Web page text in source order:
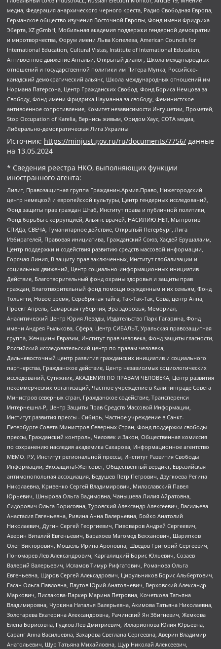
медиа, Федерация анархического черного креста, Радио Свободная Европа,
Германское общество изучения Восточной Европы, Фонд имени Фридриха
Эберта, XZ gGmbH, Мобильная академия поддержки гендерной демократии
и миротворчества, Форум имени Льва Копелева, American Councils for
International Education, Cultural Vistas, Institute of International Education,
Антивоенное движение Антальи, Открытый диалог, Школа международных
отношений и государственной политики им Питера Мунка, Российско-
канадский демократический альянс, Школа международных отношений им
Нормана Патерсона, Центр Гражданских Свобод, Фонд Бориса Немцова за
Свободу, Фонд имени Фридриха Науманна за свободу, Феминистское
антивоенное сопротивление, Комитет независимости Ингушетии, Прометей,
Stop Occupation of Karelia, Вернись живым, Фридом Хаус, СОТА медиа,
Либерально-демократическая Лига Украины
Источник: https://minjust.gov.ru/ru/documents/7756/ данные
на 13.05.2024
* Сведения реестра НКО, выполняющих функции
иностранного агента:
Лилит, Правозащитная группа Гражданин.Армия.Право, Нижегородский
центр немецкой и европейской культуры, Центр гендерных исследований,
Фонд защиты прав граждан Штаб, Институт права и публичной политики,
Фонд борьбы с коррупцией, Альянс врачей, НАСИЛИЮ.НЕТ, Мы против
СПИДа, СВЕЧА, Гуманитарное действие, Открытый Петербург, Лига
Избирателей, Правовая инициатива, Гражданский Союз, Хасдей Ерушалаим,
Центр поддержки и содействия развитию средств массовой информации,
Горячая Линия, В защиту прав заключенных, Институт глобализации и
социальных движений, Центр социально-информационных инициатив
Действие, Благотворительный фонд охраны здоровья и защиты прав
граждан, Благотворительный фонд помощи осужденным и их семьям, Фонд
Тольятти, Новое время, Серебряная тайга, Так-Так-Так, Сова, центр Анна,
Проект Апрель, Самарская губерния, Эра здоровья, Мемориал,
Аналитический Центр Юрия Левады, Издательство Парк Гагарина, Фонд
имени Андрея Рылькова, Сфера, Центр СИБАЛЬТ, Уральская правозащитная
группа, Женщины Евразии, Институт прав человека, Фонд защиты гласности,
Российский исследовательский центр по правам человека,
Дальневосточный центр развития гражданских инициатив и социального
партнерства, Гражданское действие, Центр независимых социологических
исследований, Сутяжник, АКАДЕМИЯ ПО ПРАВАМ ЧЕЛОВЕКА, Центр развития
некоммерческих организаций, Частное учреждение в Калининграде Совета
Министров северных стран, Гражданское содействие, Трансперенси
Интернешнл-Р, Центр Защиты Прав Средств Массовой Информации,
Институт развития прессы - Сибирь, Частное учреждение в Санкт-
Петербурге Совета Министров Северных Стран, Фонд поддержки свободы
прессы, Гражданский контроль, Человек и Закон, Общественная комиссия
по сохранению наследия академика Сахарова, Информационное агентство
МЕМО. РУ, Институт региональной прессы, Институт Развития Свободы
Информации, Экозащита!-Женсовет, Общественный вердикт, Евразийская
антимонопольная ассоциация, Бедушев Петр Петрович, Дзугкоева Регина
Николаевна, Кривенко Сергей Владимирович, Милославский Павел
Юрьевич, Шнырова Ольга Вадимовна, Чанышева Лилия Айратовна,
Сидорович Ольга Борисовна, Туровский Александр Алексеевич, Васильева
Анастасия Евгеньевна, Ривина Анна Валерьевна, Бойко Анатолий
Николаевич, Дугин Сергей Георгиевич, Пивоваров Андрей Сергеевич,
Аверин Виталий Евгеньевич, Барахоев Магомед Бекханович, Шарипков
Олег Викторович, Мошель Ирина Ароновна, Шведов Григорий Сергеевич,
Пономарев Лев Александрович, Каргалицкий Борис Юльевич, Созаев
Валерий Валерьевич, Исламов Тимур Рифгатович, Романова Ольга
Евгеньевна, Щаров Сергей Алексадрович, Цирульников Борис Альбертович,
Гасан Ольга Павловна, Паутов Юрий Анатольевич, Верховский Александр
Маркович, Пислакова-Паркер Марина Петровна, Кочеткова Татьяна
Владимировна, Чуркина Наталья Валерьевна, Акимова Татьяна Николаевна,
Золотарева Екатерина Александровна, Рачинский Ян Збигневич, Жемкова
Елена Борисовна, Гудков Лев Дмитриевич, Илларионова Юлия Юрьевна,
Саранг Анна Васильевна, Захарова Светлана Сергеевна, Аверин Владимир
Анатольевич, Щур Татьяна Михайловна, Щур Николай Алексеевич,